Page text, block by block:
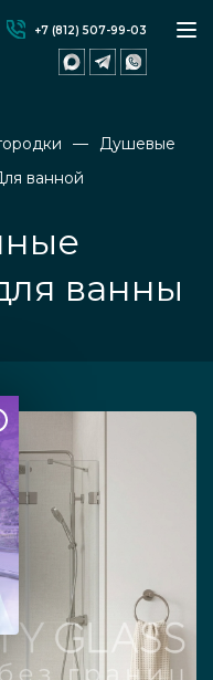
+7 (812) 507-99-03
Душевые
ванной
ванны